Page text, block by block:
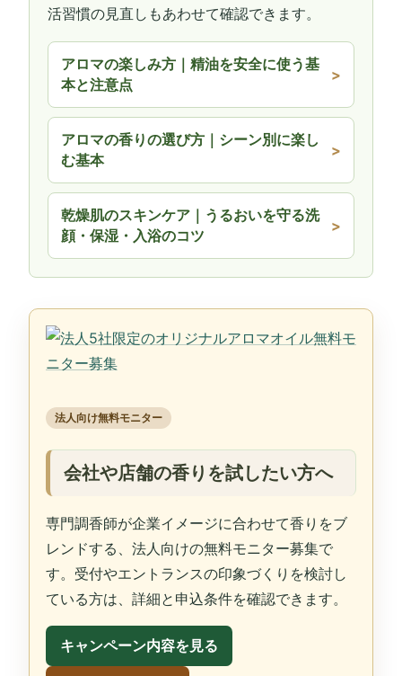
活習慣の見直しもあわせて確認できます。
アロマの楽しみ方｜精油を安全に使う基
本と注意点
アロマの香りの選び方｜シーン別に楽し
む基本
乾燥肌のスキンケア｜うるおいを守る洗
顔・保湿・入浴のコツ
法人向け無料モニター
会社や店舗の香りを試したい方へ
専門調香師が企業イメージに合わせて香りをブ
レンドする、法人向けの無料モニター募集で
す。受付やエントランスの印象づくりを検討し
ている方は、詳細と申込条件を確認できます。
キャンペーン内容を見る